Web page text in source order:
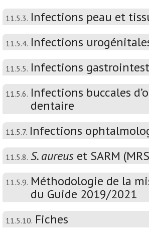
11.5.3. Infections peau et
11.5.4. Infections
11.5.5. Infections
11.5.6. Infections buccales
dentaire
11.5.7. Infections
11.5.8. S. aureus et SARM
11.5.9. Méthodologie de la
du Guide 2019/2021
11.5.10. Fiches